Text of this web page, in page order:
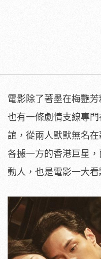
電影除了著墨在梅艷
也有一條劇情支線專
誼，從兩人默默無名
各據一方的香港巨星
動人，也是電影一大看